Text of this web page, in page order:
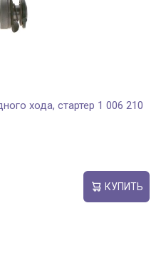
хода, стартер 1 006 210
КУПИТЬ